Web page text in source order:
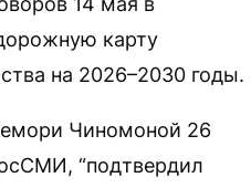
карту
на 2026–2030 годы.
Чиномоной 26
“подтвердил